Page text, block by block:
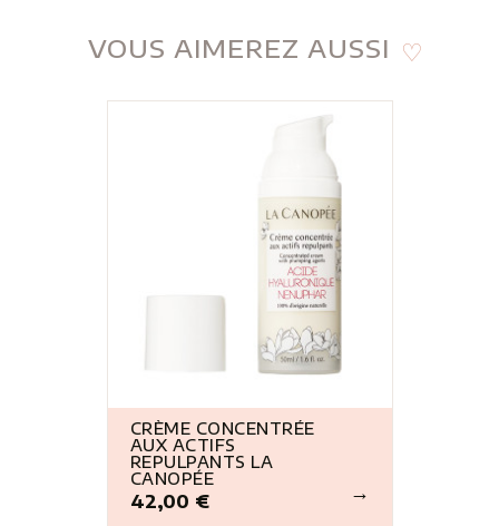
CRÈME CONCENTRÉE
AUX ACTIFS
REPULPANTS LA
CANOPÉE
Prix
42,00 €